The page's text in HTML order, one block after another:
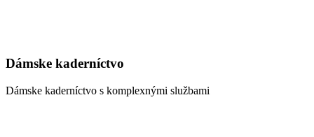
Dámske kaderníctvo
Dámske kaderníctvo s komplexnými službami